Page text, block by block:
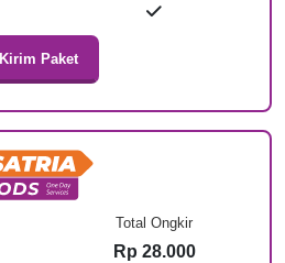
Kirim Paket
Total Ongkir
Rp 28.000